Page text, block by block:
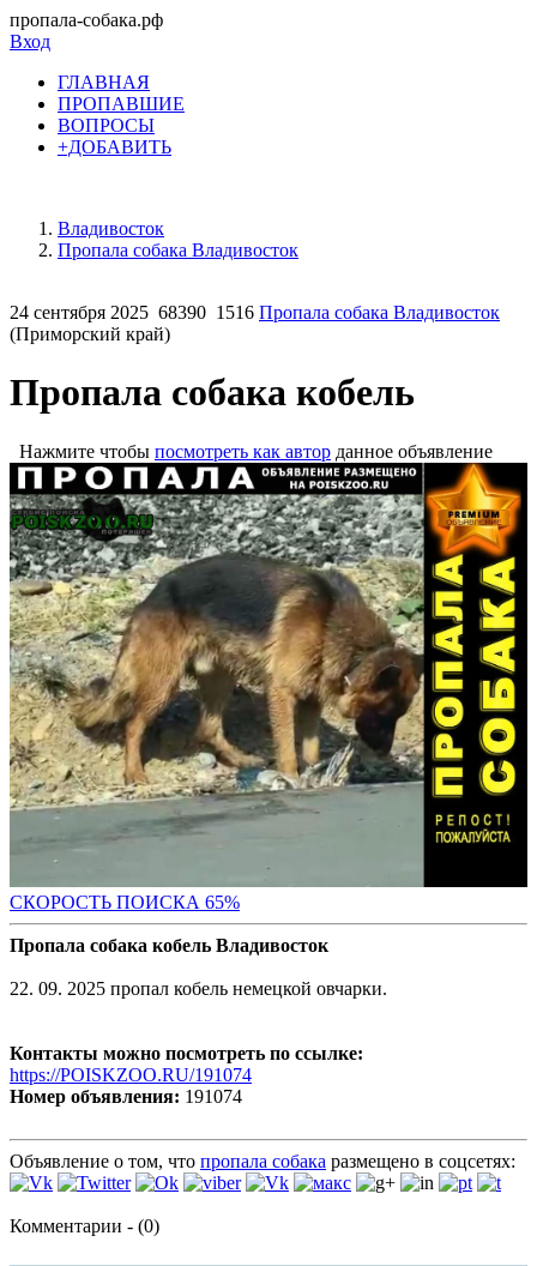
пропала-собака.рф
Вход
ГЛАВНАЯ
ПРОПАВШИЕ
ВОПРОСЫ
+ДОБАВИТЬ
Владивосток
Пропала собака Владивосток
24 сентября 2025 68390 1516 Пропала собака Владивосток
(Приморский край)
Пропала собака кобель
Нажмите чтобы посмотреть как автор данное объявление
СКОРОСТЬ ПОИСКА 65%
Пропала собака кобель Владивосток
22. 09. 2025 пропал кобель немецкой овчарки.
Контакты можно посмотреть по ссылке:
https://POISKZOO.RU/191074
Номер объявления: 191074
Объявление о том, что пропала собака размещено в соцсетях:
Комментарии - (0)